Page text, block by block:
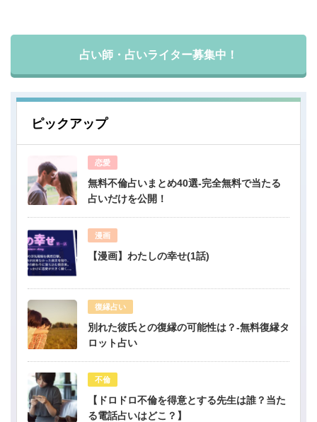
占い師・占いライター募集中！
ピックアップ
恋愛
無料不倫占いまとめ40選-完全無料で当たる
占いだけを公開！
漫画
【漫画】わたしの幸せ(1話)
復縁占い
別れた彼氏との復縁の可能性は？-無料復縁タ
ロット占い
不倫
【ドロドロ不倫を得意とする先生は誰？当た
る電話占いはどこ？】